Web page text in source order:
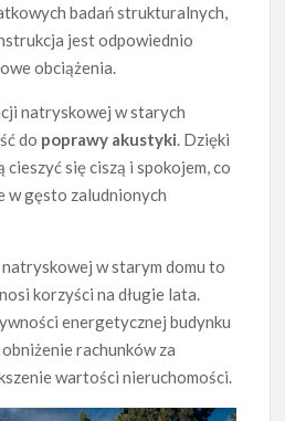
badań strukturalnych,
jest odpowiednio
obciążenia.
natryskowej w starych
do poprawy akustyki. Dzięki
cieszyć się ciszą i spokojem, co
w gęsto zaludnionych
w starym domu to
korzyści na długie lata.
energetycznej budynku
rachunków za
wartości nieruchomości.